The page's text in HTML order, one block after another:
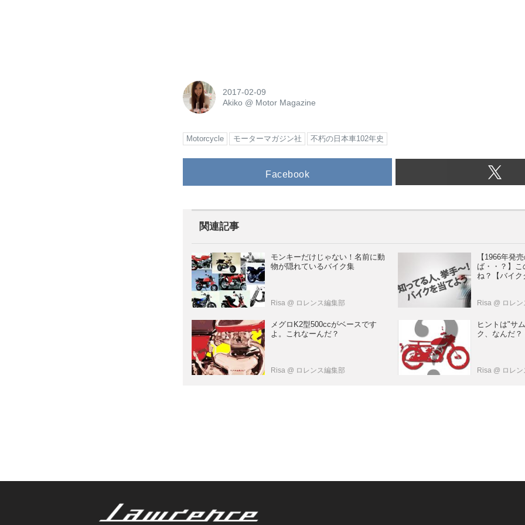
2017-02-09
Akiko @ Motor Magazine
Motorcycle モーターマガジン社 不朽の日本車102年史
Facebook
関連記事
モンキーだけじゃない！名前に動
物が隠れているバイク集
Risa @ ロレンス編集部
【1966年発
ば・・？】こ
ね？【バイク
Risa @ ロレ
メグロK2型500ccがベースです
よ。これなーんだ？
Risa @ ロレンス編集部
ヒントは"サ
ク、なんだ？
Risa @ ロレ